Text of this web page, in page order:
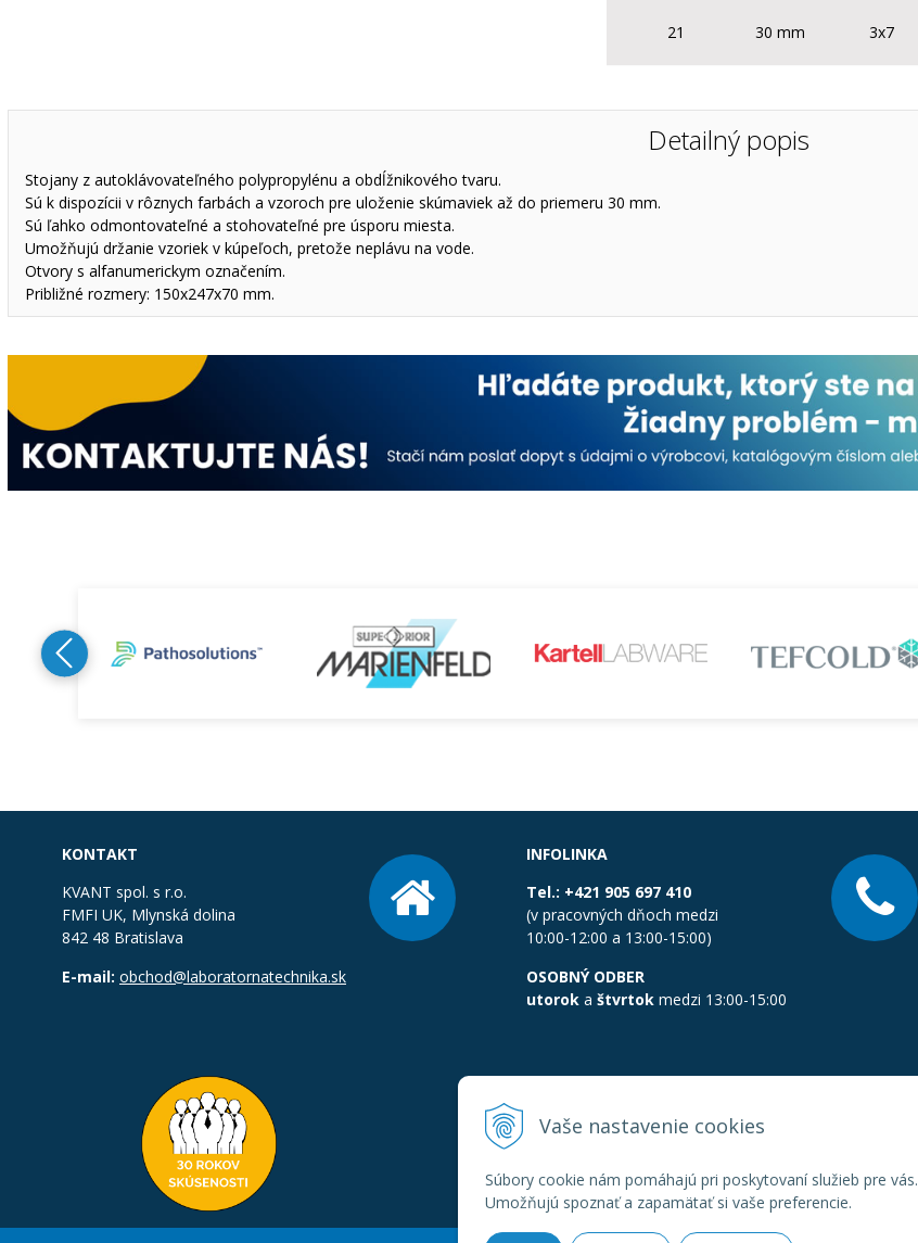
Vaše nastavenie cookies
Súbory cookie nám pomáhajú pri poskytovaní služieb pre vás.
Umožňujú spoznať a zapamätať si vaše preferencie.
21 30 mm 3x7
Detailný popis
Stojany z autoklávovateľného polypropylénu a obdĺžnikového tvaru.
Sú k dispozícii v rôznych farbách a vzoroch pre uloženie skúmaviek až do priemeru 30 mm.
Sú ľahko odmontovateľné a stohovateľné pre úsporu miesta.
Umožňujú držanie vzoriek v kúpeľoch, pretože neplávu na vode.
Otvory s alfanumerickym označením.
Približné rozmery: 150x247x70 mm.
KONTAKT
KVANT spol. s r.o.
FMFI UK, Mlynská dolina
842 48 Bratislava
E-mail: obchod@laboratornatechnika.sk
INFOLINKA
Tel.: +421 905 697 410
(v pracovných dňoch medzi
10:00-12:00 a 13:00-15:00)
OSOBNÝ ODBER
utorok a štvrtok medzi 13:00-15:00